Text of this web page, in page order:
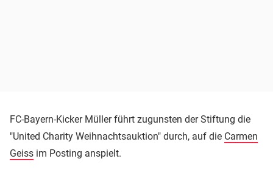
FC-Bayern-Kicker Müller führt zugunsten der Stiftung die
"United Charity Weihnachtsauktion" durch, auf die Carmen
Geiss im Posting anspielt.